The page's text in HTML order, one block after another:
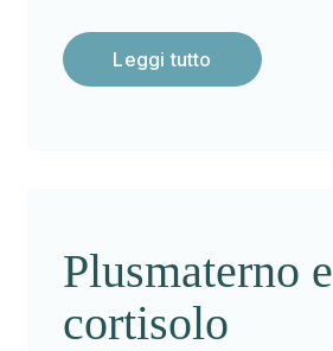
Leggi tutto
Plusmaterno e
cortisolo